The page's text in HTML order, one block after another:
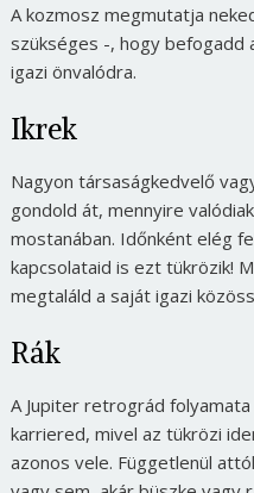
A kozmosz megmutatja
szükséges -, hogy befogadd
igazi önvalódra.
Ikrek
Nagyon társaságkedvelő
gondold át, mennyire
mostanában. Időnként elég
kapcsolataid is ezt tükrözik!
megtaláld a saját igazi
Rák
A Jupiter retrográd
karriered, mivel az tükrözi
azonos vele. Függetlenül